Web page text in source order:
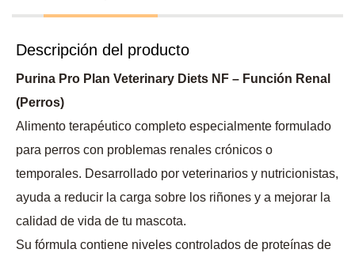
Descripción del producto
Purina Pro Plan Veterinary Diets NF – Función Renal
(Perros)
Alimento terapéutico completo especialmente formulado
para perros con problemas renales crónicos o
temporales. Desarrollado por veterinarios y nutricionistas,
ayuda a reducir la carga sobre los riñones y a mejorar la
calidad de vida de tu mascota.
Su fórmula contiene niveles controlados de proteínas de